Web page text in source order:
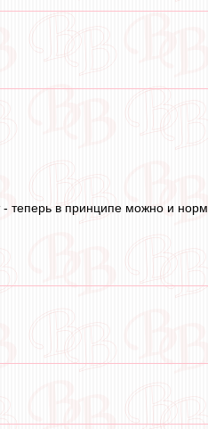
- теперь в принципе можно и норм